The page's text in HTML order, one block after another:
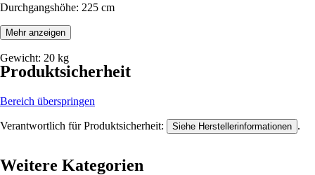
Durchgangshöhe: 225 cm
Tiefe: 33 cm
Gewicht: 20 kg
Mehr anzeigen
Produktsicherheit
Bereich überspringen
Verantwortlich für Produktsicherheit: Siehe Herstellerinformationen .
Weitere Kategorien